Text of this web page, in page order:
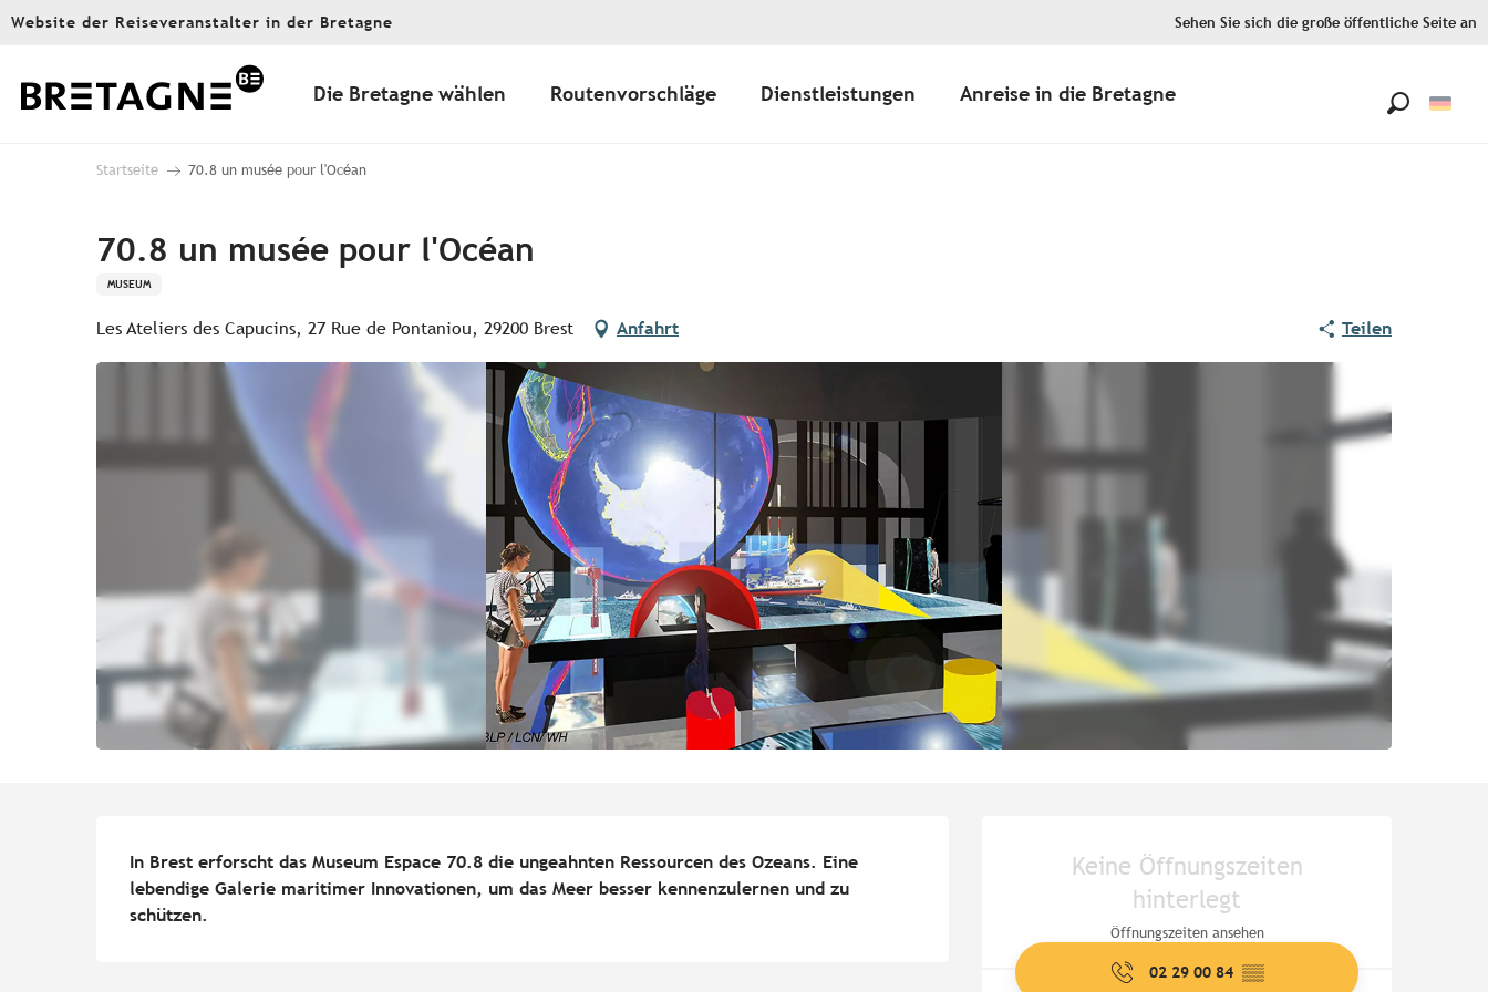
Aller
principal
Website der Reiseveranstalter in der Bretagne Sehen Sie sich die große öffentliche Seite an
Die Bretagne wählen Routenvorschläge Dienstleistungen Anreise in die Bretagne
Startseite 70.8 un musée pour l'Océan
70.8 un musée pour l'Océan
MUSEUM
Les Ateliers des Capucins, 27 Rue de Pontaniou, 29200 Brest Anfahrt Teilen
Keine Öffnungszeiten
hinterlegt
Öffnungszeiten ansehen
02 29 00 84 ▒▒
In Brest erforscht das Museum Espace 70.8 die ungeahnten Ressourcen des Ozeans. Eine
lebendige Galerie maritimer Innovationen, um das Meer besser kennenzulernen und zu
schützen.